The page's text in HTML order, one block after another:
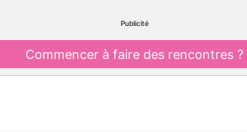
Publicité
Commencer à faire des rencontres ?